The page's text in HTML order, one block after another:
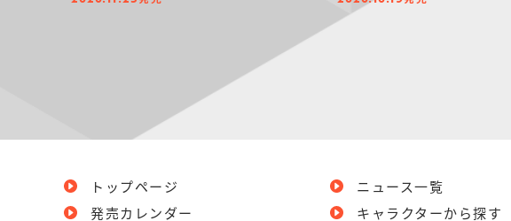
トップページ
発売カレンダー
ニュース一覧
キャラクターから探す